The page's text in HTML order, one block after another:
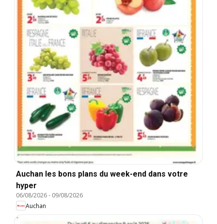
Auchan les bons plans du week-end dans votre
hyper
06/08/2026- 09/08/2026
Auchan